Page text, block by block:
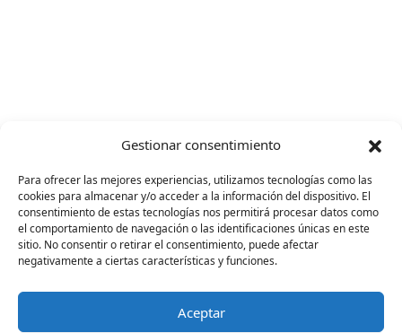
Gestionar consentimiento
Para ofrecer las mejores experiencias, utilizamos tecnologías como las
cookies para almacenar y/o acceder a la información del dispositivo. El
consentimiento de estas tecnologías nos permitirá procesar datos como
el comportamiento de navegación o las identificaciones únicas en este
sitio. No consentir o retirar el consentimiento, puede afectar
negativamente a ciertas características y funciones.
Aceptar